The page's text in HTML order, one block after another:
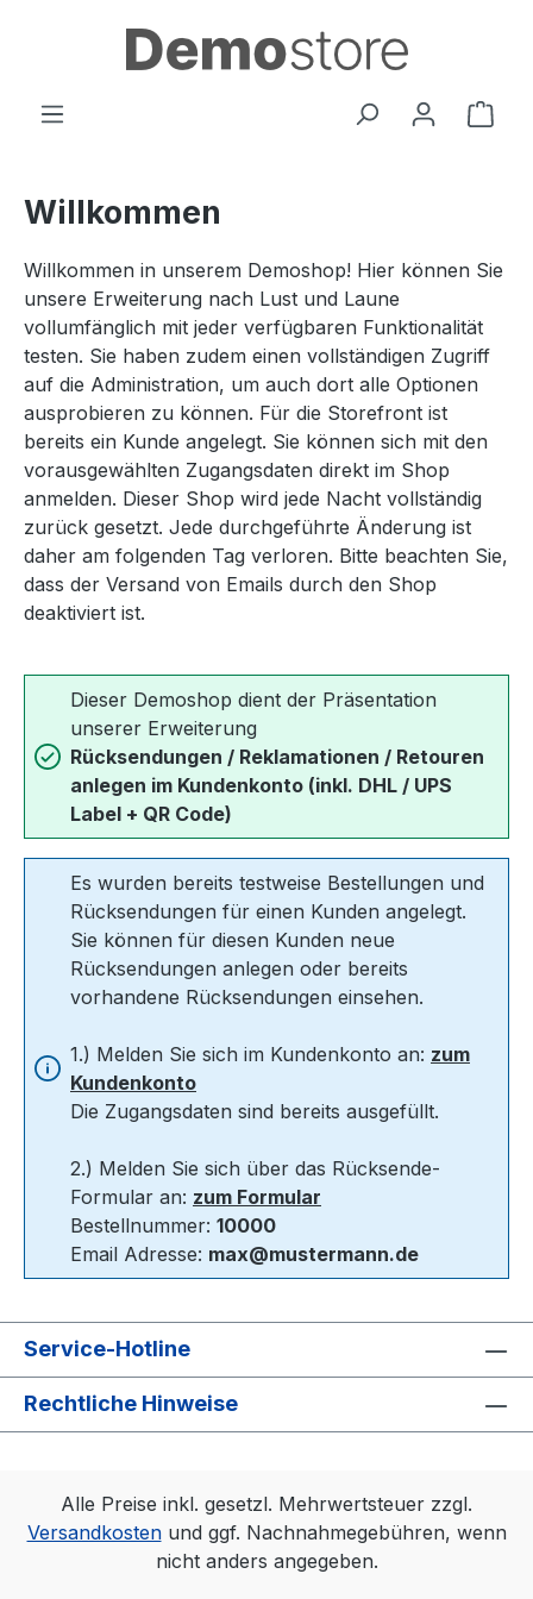
Zum Hauptinhalt springen
Willkommen
Willkommen in unserem Demoshop! Hier können Sie
unsere Erweiterung nach Lust und Laune
vollumfänglich mit jeder verfügbaren Funktionalität
testen. Sie haben zudem einen vollständigen Zugriff
auf die Administration, um auch dort alle Optionen
ausprobieren zu können. Für die Storefront ist
bereits ein Kunde angelegt. Sie können sich mit den
vorausgewählten Zugangsdaten direkt im Shop
anmelden. Dieser Shop wird jede Nacht vollständig
zurück gesetzt. Jede durchgeführte Änderung ist
daher am folgenden Tag verloren. Bitte beachten Sie,
dass der Versand von Emails durch den Shop
deaktiviert ist.
Dieser Demoshop dient der Präsentation
unserer Erweiterung
Rücksendungen / Reklamationen / Retouren
anlegen im Kundenkonto (inkl. DHL / UPS
Label + QR Code)
Es wurden bereits testweise Bestellungen und
Rücksendungen für einen Kunden angelegt.
Sie können für diesen Kunden neue
Rücksendungen anlegen oder bereits
vorhandene Rücksendungen einsehen.
1.) Melden Sie sich im Kundenkonto an: zum
Kundenkonto
Die Zugangsdaten sind bereits ausgefüllt.
2.) Melden Sie sich über das Rücksende-
Formular an: zum Formular
Bestellnummer: 10000
Email Adresse: max@mustermann.de
Service-Hotline
Rechtliche Hinweise
Alle Preise inkl. gesetzl. Mehrwertsteuer zzgl.
Versandkostenund ggf. Nachnahmegebühren, wenn
nicht anders angegeben.